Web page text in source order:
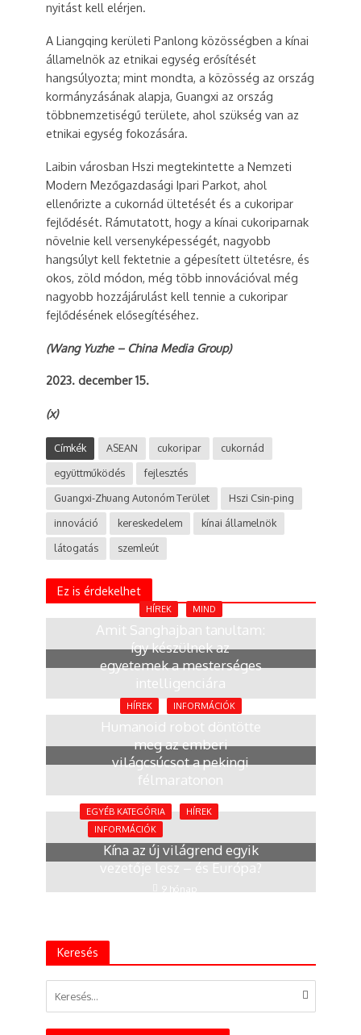
nyitást kell elérjen.
A Liangqing kerületi Panlong közösségben a kínai
államelnök az etnikai egység erősítését
hangsúlyozta; mint mondta, a közösség az ország
kormányzásának alapja, Guangxi az ország
többnemzetiségű területe, ahol szükség van az
etnikai egység fokozására.
Laibin városban Hszi megtekintette a Nemzeti
Modern Mezőgazdasági Ipari Parkot, ahol
ellenőrizte a cukornád ültetését és a cukoripar
fejlődését. Rámutatott, hogy a kínai cukoriparnak
növelnie kell versenyképességét, nagyobb
hangsúlyt kell fektetnie a gépesített ültetésre, és
okos, zöld módon, még több innovációval még
nagyobb hozzájárulást kell tennie a cukoripar
fejlődésének elősegítéséhez.
(Wang Yuzhe – China Media Group)
2023. december 15.
(x)
Címkék ASEAN cukoripar
cukornád
együttműködés
fejlesztés
Guangxi-Zhuang Autonóm Terület
Hszi Csin-ping
innováció
kereskedelem
kínai államelnök
látogatás
szemleút
Ez is érdekelhet
HÍREK MIND
Amit Sanghajban tanultam:
így készülnek az
egyetemek a mesterséges
intelligenciára
2 hónap
HÍREK INFORMÁCIÓK
Humanoid robot döntötte
meg az emberi
világcsúcsot a pekingi
félmaratonon
4 hónap
EGYÉB KATEGÓRIA
HÍREK
INFORMÁCIÓK
Kína az új világrend egyik
vezetője lesz – és Európa?
9 hónap
Keresés